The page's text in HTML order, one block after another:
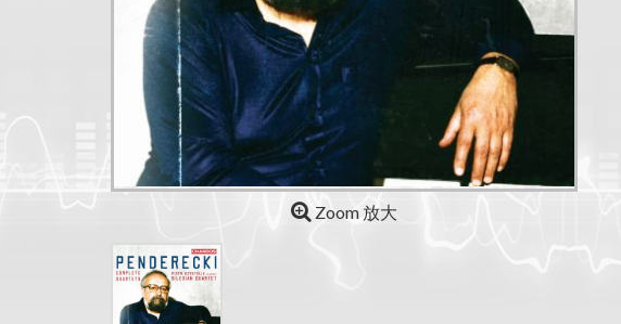
Zoom 放大